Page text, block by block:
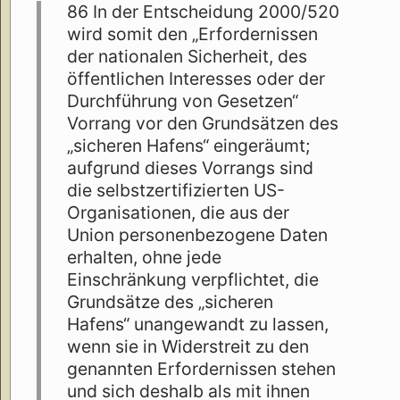
86 In der Entscheidung 2000/520
wird somit den „Erfordernissen
der nationalen Sicherheit, des
öffentlichen Interesses oder der
Durchführung von Gesetzen“
Vorrang vor den Grundsätzen des
„sicheren Hafens“ eingeräumt;
aufgrund dieses Vorrangs sind
die selbstzertifizierten US-
Organisationen, die aus der
Union personenbezogene Daten
erhalten, ohne jede
Einschränkung verpflichtet, die
Grundsätze des „sicheren
Hafens“ unangewandt zu lassen,
wenn sie in Widerstreit zu den
genannten Erfordernissen stehen
und sich deshalb als mit ihnen